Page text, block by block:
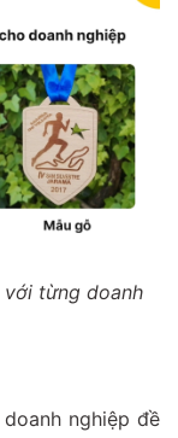
với từng doanh
nghiệp đề